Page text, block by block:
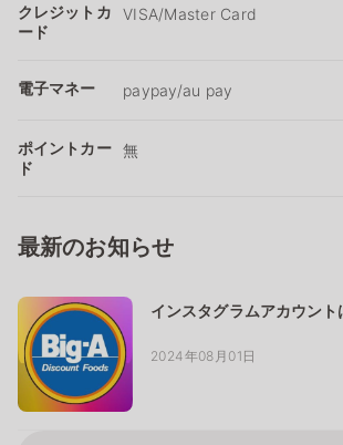
クレジットカ
ード
VISA/Master Card
電子マネー paypay/au pay
ポイントカー
ド
無
最新のお知らせ
インスタグラムアカウント
2024年08月01日